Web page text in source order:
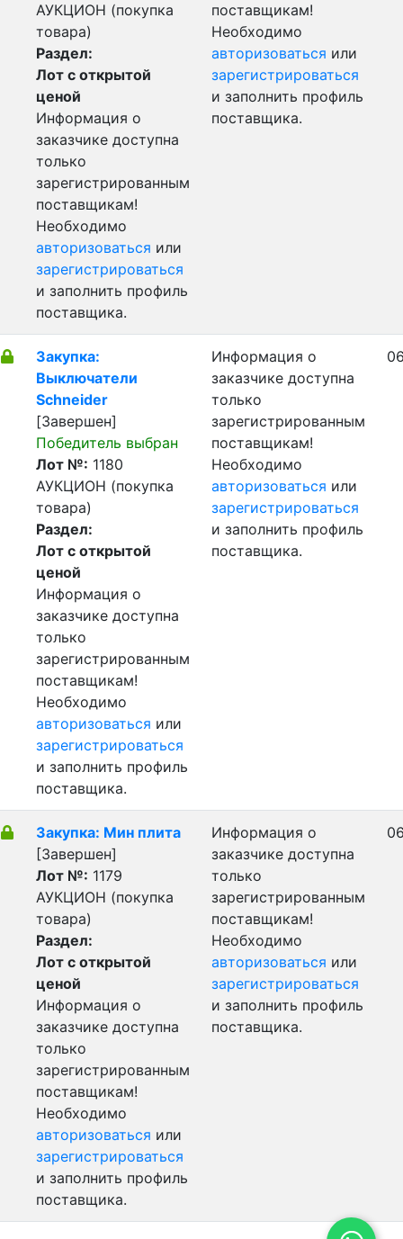
АУКЦИОН (покупка
товара)
Раздел:
Лот с открытой
ценой
Информация о
заказчике доступна
только
зарегистрированным
поставщикам!
Необходимо
авторизоваться или
зарегистрироваться
и заполнить профиль
поставщика.
поставщикам!
Необходимо
авторизоваться или
зарегистрироваться
и заполнить профиль
поставщика.
Закупка:
Выключатели
Schneider
[Завершен]
Победитель выбран
Лот №: 1180
АУКЦИОН (покупка
товара)
Раздел:
Лот с открытой
ценой
Информация о
заказчике доступна
только
зарегистрированным
поставщикам!
Необходимо
авторизоваться или
зарегистрироваться
и заполнить профиль
поставщика.
Информация о
заказчике доступна
только
зарегистрированным
поставщикам!
Необходимо
авторизоваться или
зарегистрироваться
и заполнить профиль
поставщика.
Закупка: Мин плита
[Завершен]
Лот №: 1179
АУКЦИОН (покупка
товара)
Раздел:
Лот с открытой
ценой
Информация о
заказчике доступна
только
зарегистрированным
поставщикам!
Необходимо
авторизоваться или
зарегистрироваться
и заполнить профиль
поставщика.
Информация о
заказчике доступна
только
зарегистрированным
поставщикам!
Необходимо
авторизоваться или
зарегистрироваться
и заполнить профиль
поставщика.